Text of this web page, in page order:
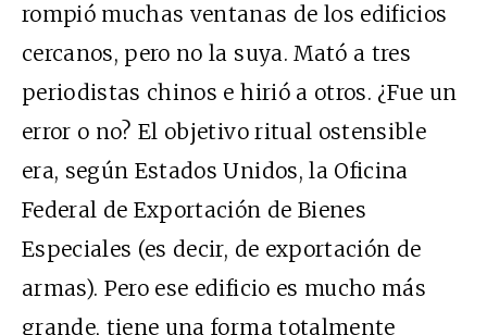
rompió muchas ventanas de los edificios
cercanos, pero no la suya. Mató a tres
periodistas chinos e hirió a otros. ¿Fue un
error o no? El objetivo ritual ostensible
era, según Estados Unidos, la Oficina
Federal de Exportación de Bienes
Especiales (es decir, de exportación de
armas). Pero ese edificio es mucho más
grande, tiene una forma totalmente